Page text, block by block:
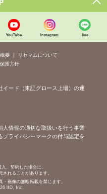
YouTube Instagram line
要
リセマムについて
護方針
イード（東証グロース上場）の運
人情報の適切な取扱いを行う事業
プライバシーマークの付与認定を
、契約した場合に、
れることがあります。
画像の無断転載を禁じます。
IID, Inc.